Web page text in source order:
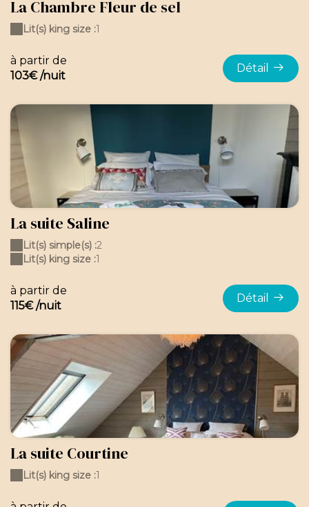
La Chambre Fleur de sel
à partir de
103€ /nuit
Détail
Lit(s) king size :1
La suite Saline
à partir de
115€ /nuit
Détail
Lit(s) simple(s) :2
Lit(s) king size :1
La suite Courtine
Lit(s) king size :1